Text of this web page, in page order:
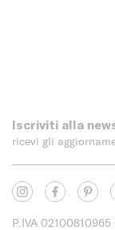
Iscriviti alla
ricevi gli
P.IVA 02100810965